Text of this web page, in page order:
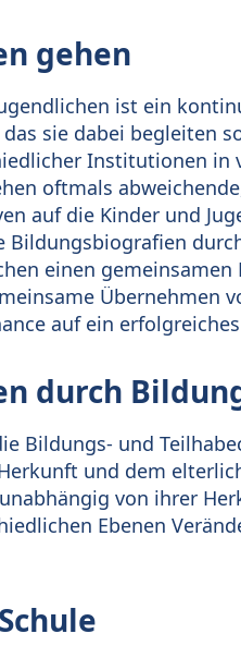
gehen
ist ein
sie dabei begleiten
Institutionen in
oftmals
auf die Kinder und
Bildungsbiografien
einen
Übernehmen
auf ein
durch
Bildungs- und
und dem
von ihrer
Ebenen